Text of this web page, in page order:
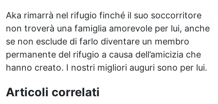
Aka rimarrà nel rifugio finché il suo soccorritore
non troverà una famiglia amorevole per lui, anche
se non esclude di farlo diventare un membro
permanente del rifugio a causa dell’amicizia che
hanno creato. I nostri migliori auguri sono per lui.
Articoli correlati